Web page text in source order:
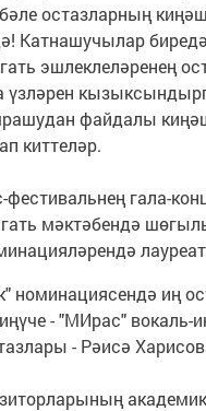
остазларның
Катнашучылар
эшлеклеләренең
үзләрен
файдалы
киттеләр.
фестивальнең гала-
мәктәбендә
номинациясендә иң
- "МИрас" вокаль-
- Рәисә